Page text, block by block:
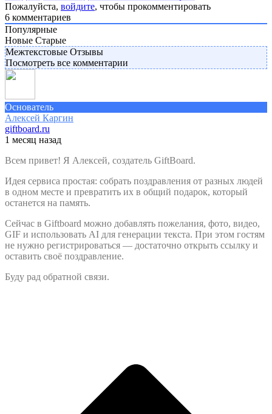
Пожалуйста, войдите, чтобы прокомментировать
6 комментариев
Популярные
Новые Старые
Межтекстовые Отзывы
Посмотреть все комментарии
Основатель
Алексей Каргин
giftboard.ru
1 месяц назад
Всем привет! Я Алексей, создатель GiftBoard.
Идея сервиса простая: собрать поздравления от разных людей
в одном месте и превратить их в общий подарок, который
останется на память.
Сейчас в Giftboard можно добавлять пожелания, фото, видео,
GIF и использовать AI для генерации текста. При этом гостям
не нужно регистрироваться — достаточно открыть ссылку и
оставить своё поздравление.
Буду рад обратной связи.